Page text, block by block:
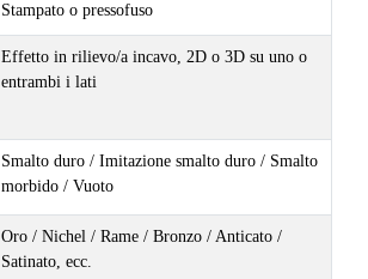
Stampato o pressofuso
Effetto in rilievo/a incavo, 2D o 3D su uno o
entrambi i lati
Smalto duro / Imitazione smalto duro / Smalto
morbido / Vuoto
Oro / Nichel / Rame / Bronzo / Anticato /
Satinato, ecc.